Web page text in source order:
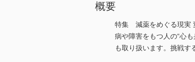
概要
特集 減薬をめぐる現実
病や障害をもつ人の“心
も取り扱います。挑戦す